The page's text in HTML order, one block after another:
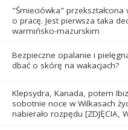
"Śmieciówka" przekształcona
o pracę. Jest pierwsza taka
warmińsko-mazurskim
Bezpieczne opalanie i
dbać o skórę na wakacjach?
Klepsydra, Kanada, potem
sobotnie noce w Wilkasach
nabierało rozpędu [ZDJĘCIA,